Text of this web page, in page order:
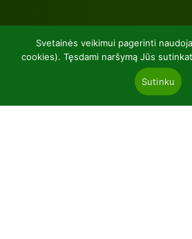
Svetainės veikimui pagerinti
cookies). Tęsdami naršymą Jūs
Sutinku